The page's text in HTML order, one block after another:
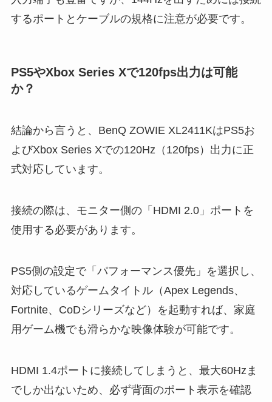
するポートとケーブルの規格に注意が必要です。
PS5やXbox Series Xで120fps出力は可能
か？
結論から言うと、BenQ ZOWIE XL2411KはPS5お
よびXbox Series Xでの120Hz（120fps）出力に正
式対応しています。
接続の際は、モニター側の「HDMI 2.0」ポートを
使用する必要があります。
PS5側の設定で「パフォーマンス優先」を選択し、
対応しているゲームタイトル（Apex Legends、
Fortnite、CoDシリーズなど）を起動すれば、家庭
用ゲーム機でも滑らかな映像体験が可能です。
HDMI 1.4ポートに接続してしまうと、最大60Hzま
でしか出ないため、必ず背面のポート表示を確認